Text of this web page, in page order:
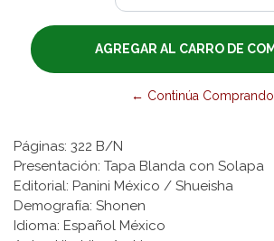
← Continúa Comprando
Páginas: 322 B/N
Presentación: Tapa Blanda con Solapa
Editorial: Panini México / Shueisha
Demografía: Shonen
Idioma: Español México